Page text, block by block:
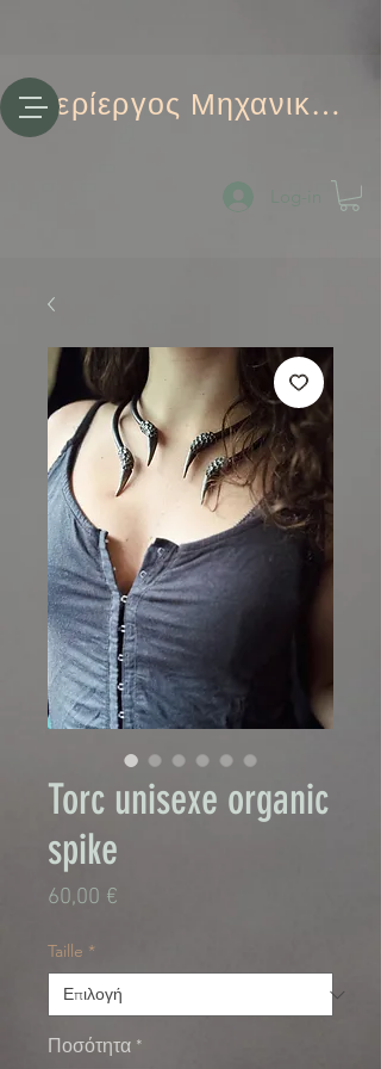
Περίεργος Μηχανικός
Log-in
Torc unisexe organic
spike
60,00 €
Taille *
Ποσότητα *